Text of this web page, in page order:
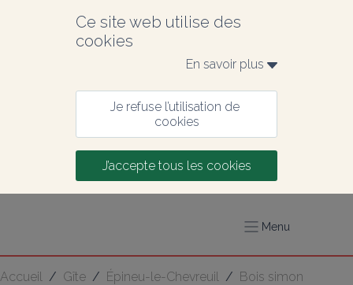
Ce site web utilise des
cookies
En savoir plus
Je refuse l’utilisation de
cookies
J’accepte tous les cookies
Menu
Accueil / Gîte / Épineu-le-Chevreuil / Bois simon